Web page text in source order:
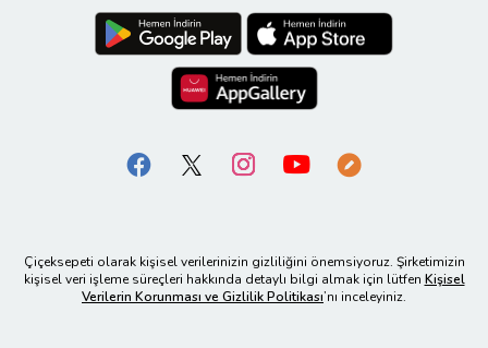
Çiçeksepeti olarak kişisel verilerinizin gizliliğini önemsiyoruz. Şirketimizin
kişisel veri işleme süreçleri hakkında detaylı bilgi almak için lütfen Kişisel
Verilerin Korunması ve Gizlilik Politikası’nı inceleyiniz.